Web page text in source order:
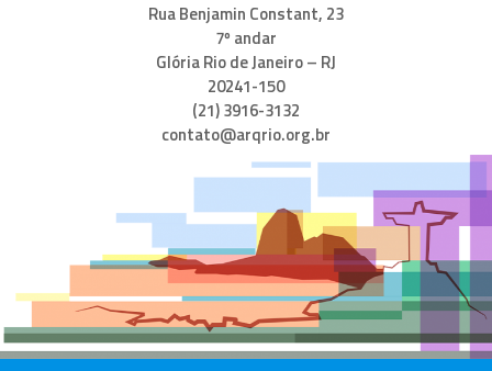
Rua Benjamin Constant, 23
7º andar
Glória Rio de Janeiro – RJ
20241-150
(21) 3916-3132
contato@arqrio.org.br